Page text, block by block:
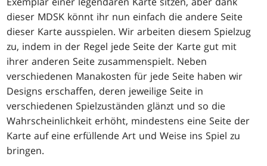
dieser MDSK könnt ihr nun einfach die andere Seite
dieser Karte ausspielen. Wir arbeiten diesem Spielzug
zu, indem in der Regel jede Seite der Karte gut mit
ihrer anderen Seite zusammenspielt. Neben
verschiedenen Manakosten für jede Seite haben wir
Designs erschaffen, deren jeweilige Seite in
verschiedenen Spielzuständen glänzt und so die
Wahrscheinlichkeit erhöht, mindestens eine Seite der
Karte auf eine erfüllende Art und Weise ins Spiel zu
bringen.